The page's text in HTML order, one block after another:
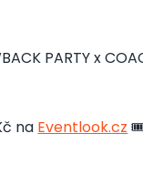
PARTY x
na Eventlook.cz